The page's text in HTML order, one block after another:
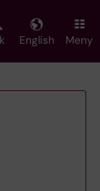
English Meny